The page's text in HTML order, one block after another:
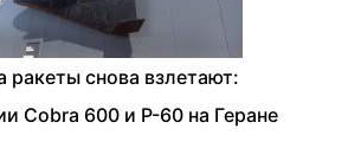
ракеты снова взлетают:
Cobra 600 и Р-60 на Геране